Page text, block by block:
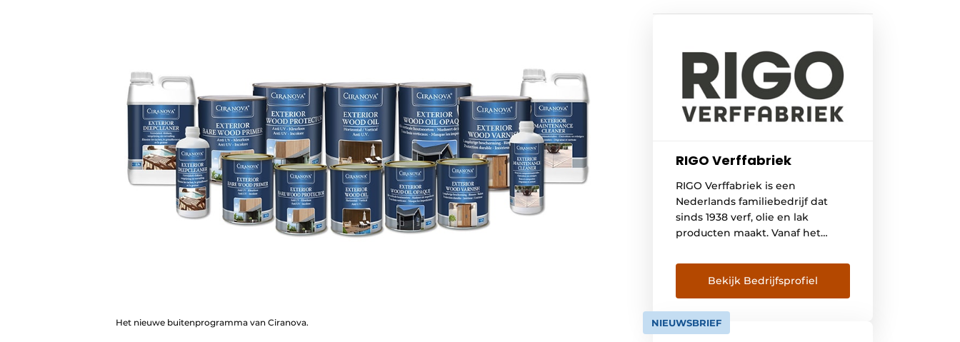
Het nieuwe buitenprogramma van Ciranova.
RIGO Verffabriek
RIGO Verffabriek is een
Nederlands familiebedrijf dat
sinds 1938 verf, olie en lak
producten maakt. Vanaf het
IJmuiden. Een stoere
havenplaats met strand en
schepen, duinen en industrie, en
een karakter van aanpakken en
zeggen wat je te zeggen hebt.
Bekijk Bedrijfsprofiel
NIEUWSBRIEF